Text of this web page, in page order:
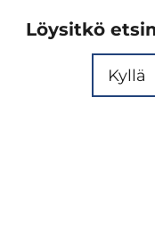
Löysitkö
Kyllä